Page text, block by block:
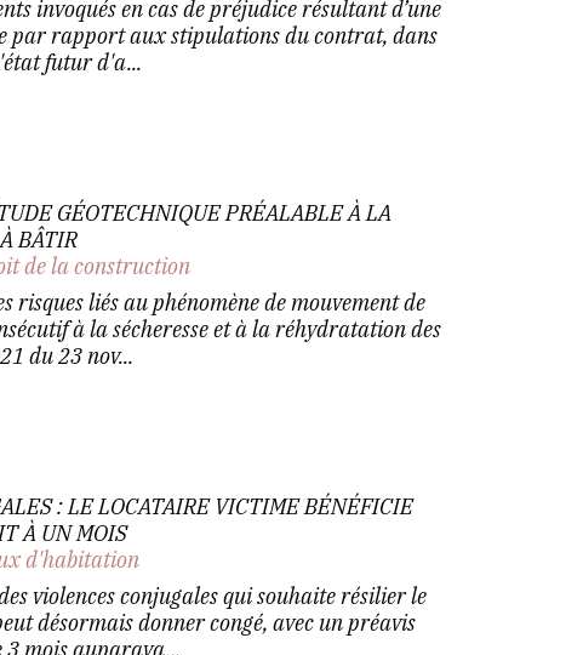
invoqués en cas de préjudice résultant d’une
par rapport aux stipulations du contrat, dans
futur d'a...
GÉOTECHNIQUE PRÉALABLE À LA
BÂTIR
de la construction
risques liés au phénomène de mouvement de
à la sécheresse et à la réhydratation des
du 23 nov...
: LE LOCATAIRE VICTIME BÉNÉFICIE
À UN MOIS
d'habitation
violences conjugales qui souhaite résilier le
désormais donner congé, avec un préavis